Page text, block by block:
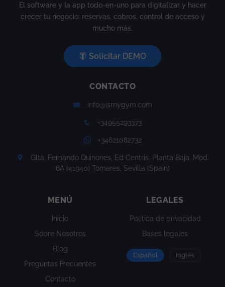
El software y la app todo-en-uno para digitalizar y hacer
crecer tu negocio: reservas, cobros, control de acceso y
mucho más.
Solicitar DEMO
CONTACTO
info@ismygym.com
+34955293373
+34621082732
Glta. Fernando Quinones, Ed Centris. Planta Baja. Mod.
6A (41940) Tomares, Sevilla (Spain)
MENÚ
Inicio
Sobre Nosotros
Blog
Preguntas Frecuentes
Contacto
LEGALES
Política de privacidad
Bases legales
Español Inglés